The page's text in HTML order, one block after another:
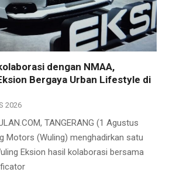
dengan NMAA,
Bergaya Urban Lifestyle di
2026
TANGERANG (1 Agustus
Motors (Wuling) menghadirkan satu
Eksion hasil kolaborasi bersama